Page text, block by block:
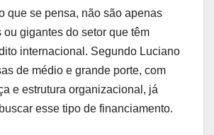
que se pensa, não são apenas
ou gigantes do setor que têm
internacional. Segundo Luciano
de médio e grande porte, com
e estrutura organizacional, já
esse tipo de financiamento.